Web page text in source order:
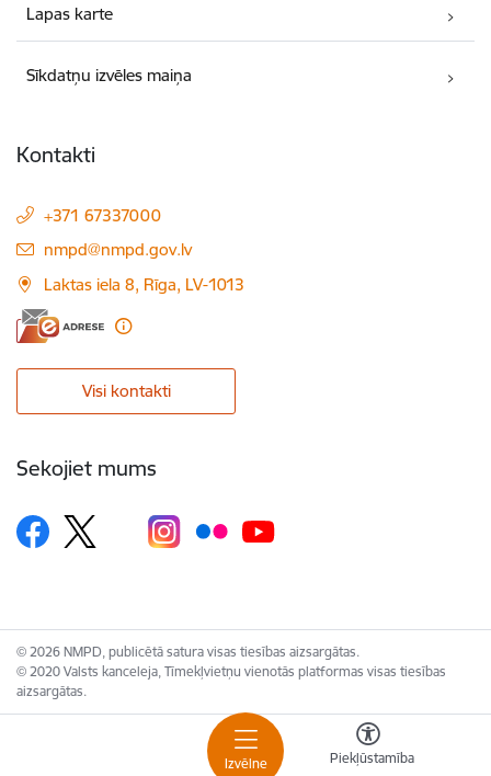
Izvēlne Piekļūstamība
Lapas karte
Sīkdatņu izvēles maiņa
Kontakti
+371 67337000
E-pasts:
nmpd@nmpd.gov.lv
Laktas iela 8, Rīga, LV-1013
Visi kontakti
Sekojiet mums
© 2026 NMPD, publicētā satura visas tiesības aizsargātas.
© 2020 Valsts kanceleja, Tīmekļvietņu vienotās platformas visas tiesības
aizsargātas.